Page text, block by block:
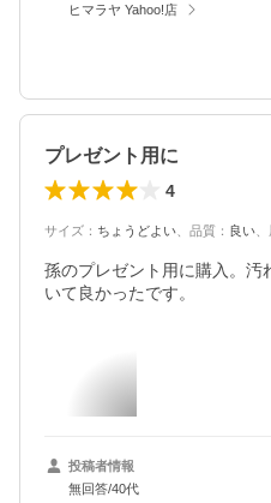
ヒマラヤ Yahoo!店
プレゼント用に
4
サイズ ： ちょうどよい 品質 ： 良い
孫のプレゼント用に購入。汚
いて良かったです。
投稿者情報
無回答/40代